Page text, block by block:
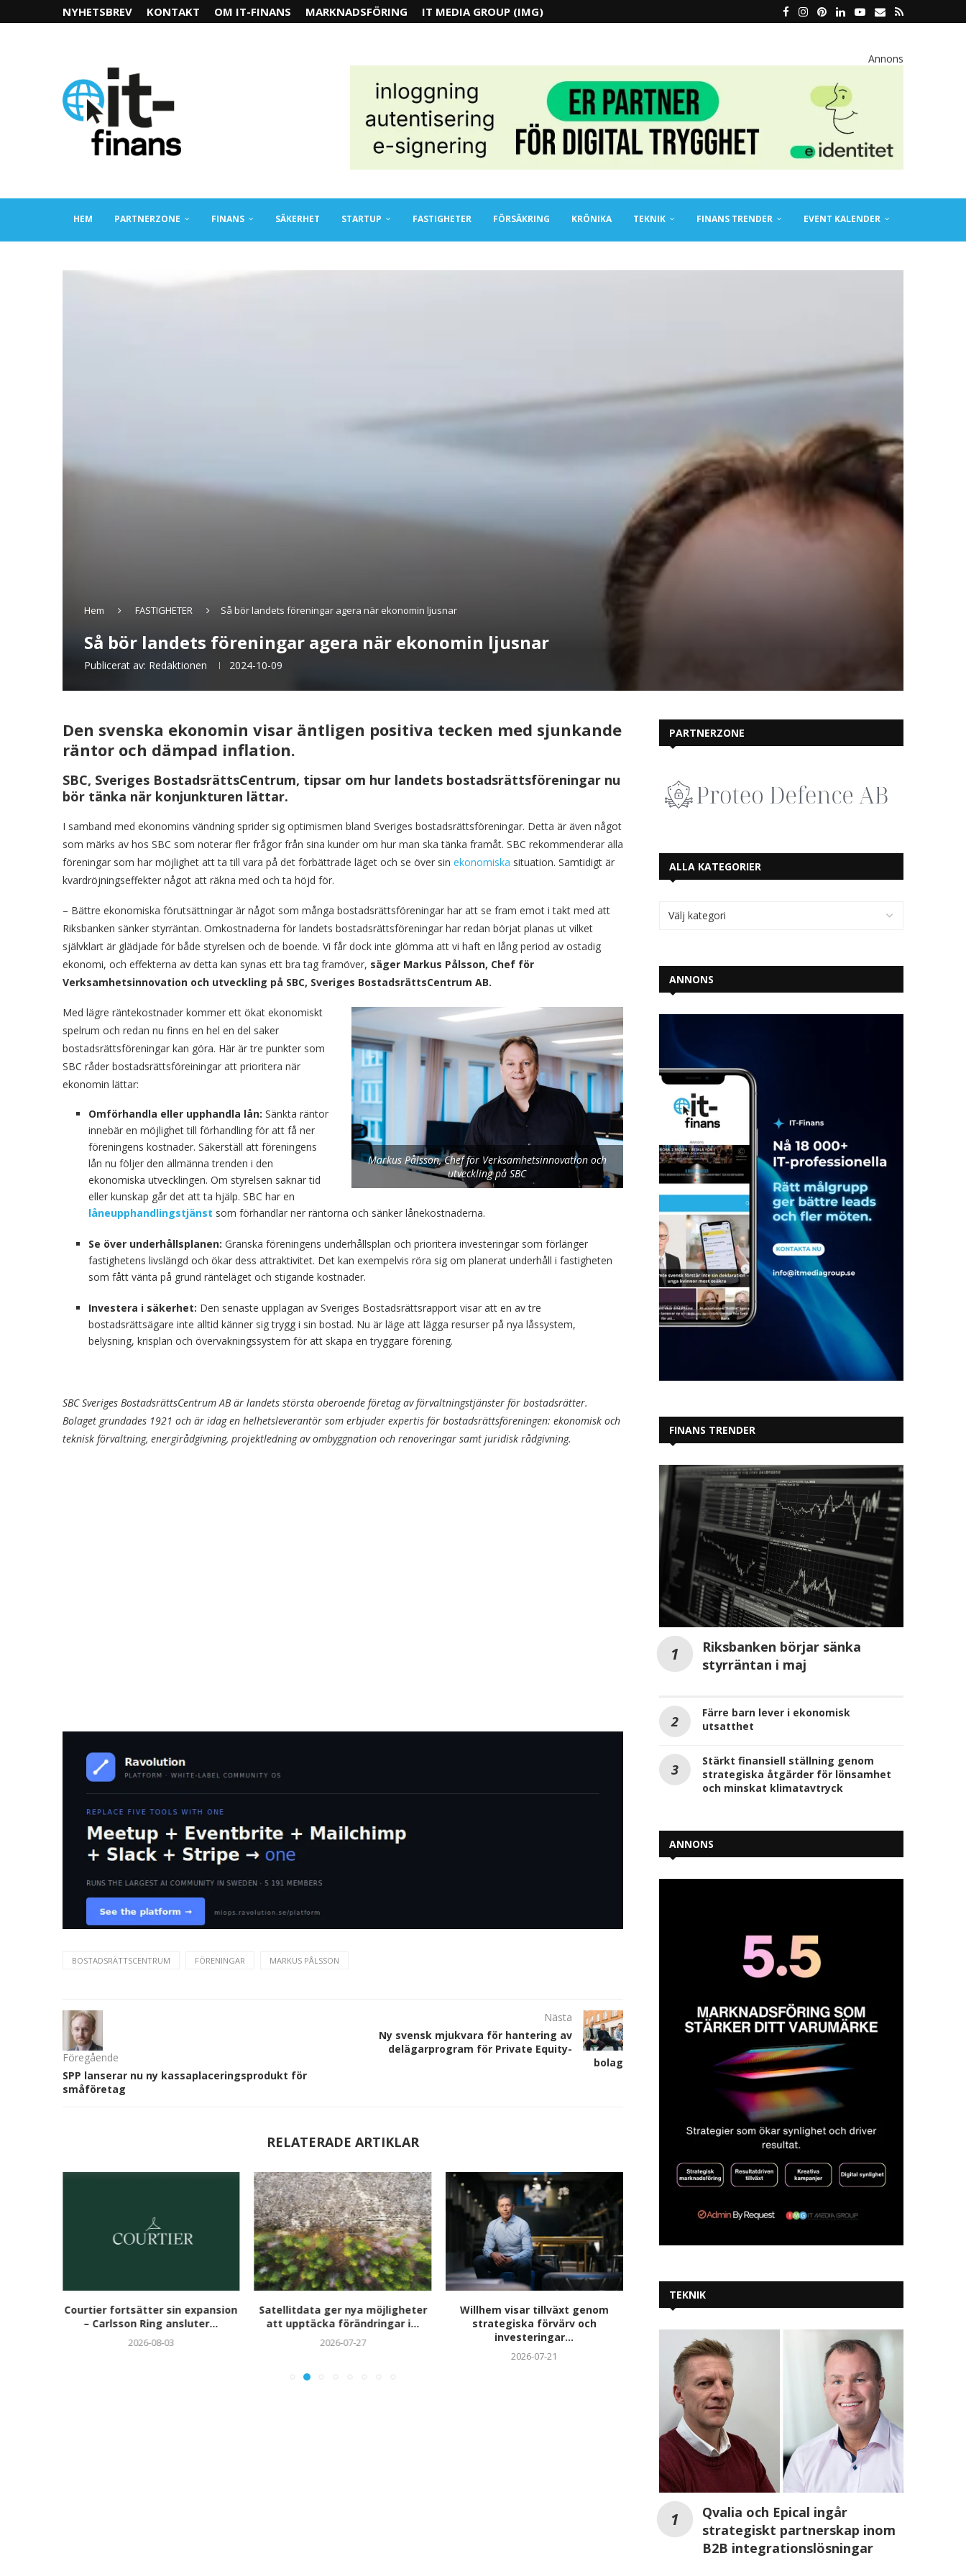
NYHETSBREV KONTAKT OM IT-FINANS MARKNADSFÖRING IT MEDIA GROUP (IMG)
Annons
HEM PARTNERZONE FINANS SÄKERHET STARTUP FASTIGHETER FÖRSÄKRING KRÖNIKA TEKNIK FINANS TRENDER EVENT KALENDER
Hem FASTIGHETER Så bör landets föreningar agera när ekonomin ljusnar
Så bör landets föreningar agera när ekonomin ljusnar
Publicerat av: Redaktionen 2024-10-09
Den svenska ekonomin visar äntligen positiva tecken med sjunkande
räntor och dämpad inflation.
SBC, Sveriges BostadsrättsCentrum, tipsar om hur landets bostadsrättsföreningar nu
bör tänka när konjunkturen lättar.
I samband med ekonomins vändning sprider sig optimismen bland Sveriges bostadsrättsföreningar. Detta är även något
som märks av hos SBC som noterar fler frågor från sina kunder om hur man ska tänka framåt. SBC rekommenderar alla
föreningar som har möjlighet att ta till vara på det förbättrade läget och se över sin ekonomiska situation. Samtidigt är
kvardröjningseffekter något att räkna med och ta höjd för.
– Bättre ekonomiska förutsättningar är något som många bostadsrättsföreningar har att se fram emot i takt med att
Riksbanken sänker styrräntan. Omkostnaderna för landets bostadsrättsföreningar har redan börjat planas ut vilket
självklart är glädjade för både styrelsen och de boende. Vi får dock inte glömma att vi haft en lång period av ostadig
ekonomi, och effekterna av detta kan synas ett bra tag framöver, säger Markus Pålsson, Chef för
Verksamhetsinnovation och utveckling på SBC, Sveriges BostadsrättsCentrum AB.
Markus Pålsson, Chef för Verksamhetsinnovation och
utveckling på SBC
Med lägre räntekostnader kommer ett ökat ekonomiskt
spelrum och redan nu finns en hel en del saker
bostadsrättsföreningar kan göra. Här är tre punkter som
SBC råder bostadsrättsföreiningar att prioritera när
ekonomin lättar:
Omförhandla eller upphandla lån: Sänkta räntor
innebär en möjlighet till förhandling för att få ner
föreningens kostnader. Säkerställ att föreningens
lån nu följer den allmänna trenden i den
ekonomiska utvecklingen. Om styrelsen saknar tid
eller kunskap går det att ta hjälp. SBC har en
låneupphandlingstjänst som förhandlar ner räntorna och sänker lånekostnaderna.
Se över underhållsplanen: Granska föreningens underhållsplan och prioritera investeringar som förlänger
fastighetens livslängd och ökar dess attraktivitet. Det kan exempelvis röra sig om planerat underhåll i fastigheten
som fått vänta på grund ränteläget och stigande kostnader.
Investera i säkerhet: Den senaste upplagan av Sveriges Bostadsrättsrapport visar att en av tre
bostadsrättsägare inte alltid känner sig trygg i sin bostad. Nu är läge att lägga resurser på nya låssystem,
belysning, krisplan och övervakningssystem för att skapa en tryggare förening.
SBC Sveriges BostadsrättsCentrum AB är landets största oberoende företag av förvaltningstjänster för bostadsrätter.
Bolaget grundades 1921 och är idag en helhetsleverantör som erbjuder expertis för bostadsrättsföreningen: ekonomisk och
teknisk förvaltning, energirådgivning, projektledning av ombyggnation och renoveringar samt juridisk rådgivning.
BOSTADSRÄTTSCENTRUM FÖRENINGAR MARKUS PÅLSSON
Föregående
SPP lanserar nu ny kassaplaceringsprodukt för
småföretag
Nästa
Ny svensk mjukvara för hantering av
delägarprogram för Private Equity-
bolag
RELATERADE ARTIKLAR
Courtier fortsätter sin expansion
– Carlsson Ring ansluter...
2026-08-03
Satellitdata ger nya möjligheter
att upptäcka förändringar i...
2026-07-27
Willhem visar tillväxt genom
strategiska förvärv och
investeringar...
2026-07-21
Nordec levererar stommen till
2026-07-17
Orterna där
PARTNERZONE
ALLA KATEGORIER
ANNONS
FINANS TRENDER
Riksbanken börjar sänka
styrräntan i maj
Färre barn lever i ekonomisk
utsatthet
Stärkt finansiell ställning genom
strategiska åtgärder för lönsamhet
och minskat klimatavtryck
ANNONS
TEKNIK
Qvalia och Epical ingår
strategiskt partnerskap inom
B2B integrationslösningar